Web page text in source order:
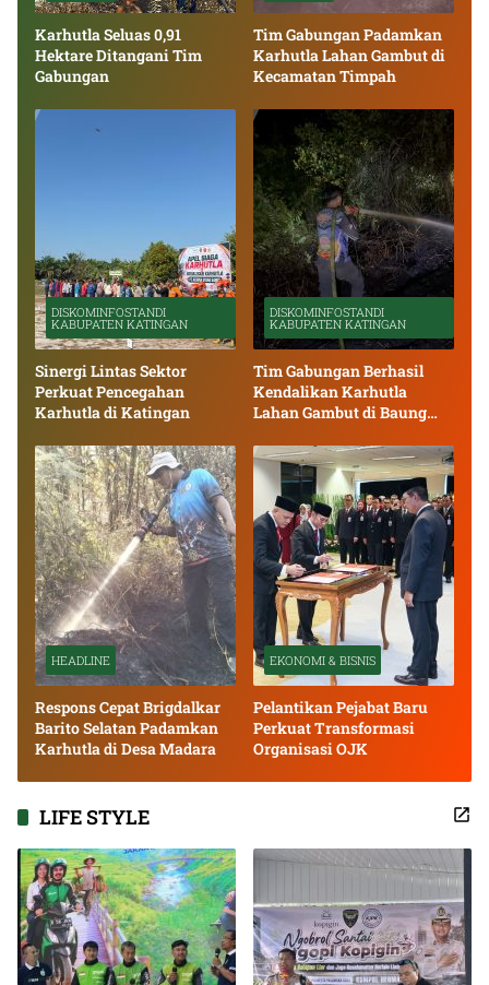
Karhutla Seluas 0,91
Hektare Ditangani Tim
Gabungan
Tim Gabungan Padamkan
Karhutla Lahan Gambut di
Kecamatan Timpah
DISKOMINFOSTANDI
KABUPATEN KATINGAN
Sinergi Lintas Sektor
Perkuat Pencegahan
Karhutla di Katingan
DISKOMINFOSTANDI
KABUPATEN KATINGAN
Tim Gabungan Berhasil
Kendalikan Karhutla
Lahan Gambut di Baung
HEADLINE
Respons Cepat Brigdalkar
Barito Selatan Padamkan
Karhutla di Desa Madara
EKONOMI & BISNIS
Pelantikan Pejabat Baru
Perkuat Transformasi
Organisasi OJK
LIFE STYLE